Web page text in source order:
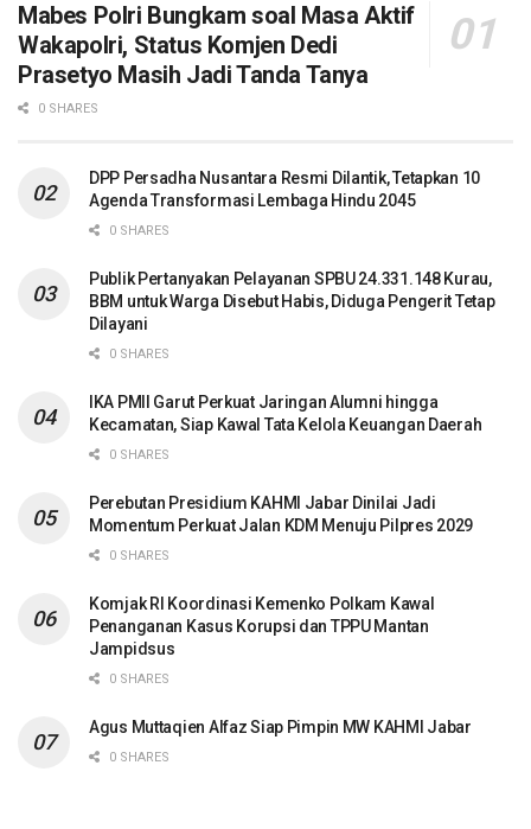
Mabes Polri Bungkam soal Masa Aktif
Wakapolri, Status Komjen Dedi
Prasetyo Masih Jadi Tanda Tanya
0 SHARES
DPP Persadha Nusantara Resmi Dilantik, Tetapkan 10
Agenda Transformasi Lembaga Hindu 2045
0 SHARES
Publik Pertanyakan Pelayanan SPBU 24.331.148 Kurau,
BBM untuk Warga Disebut Habis, Diduga Pengerit Tetap
Dilayani
0 SHARES
IKA PMII Garut Perkuat Jaringan Alumni hingga
Kecamatan, Siap Kawal Tata Kelola Keuangan Daerah
0 SHARES
Perebutan Presidium KAHMI Jabar Dinilai Jadi
Momentum Perkuat Jalan KDM Menuju Pilpres 2029
0 SHARES
Komjak RI Koordinasi Kemenko Polkam Kawal
Penanganan Kasus Korupsi dan TPPU Mantan
Jampidsus
0 SHARES
Agus Muttaqien Alfaz Siap Pimpin MW KAHMI Jabar
0 SHARES